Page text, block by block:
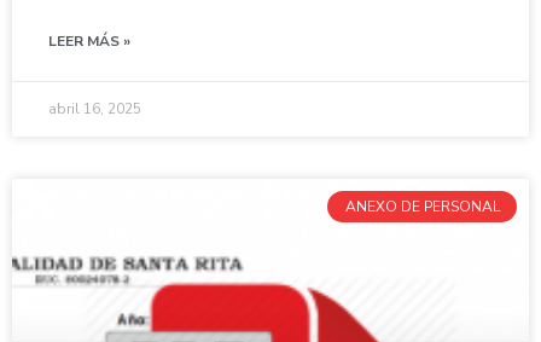
LEER MÁS »
abril 16, 2025
ANEXO DE PERSONAL